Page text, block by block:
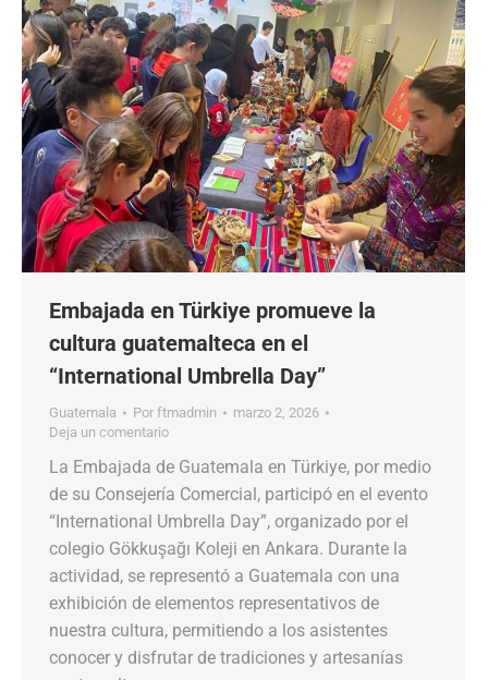
Embajada en Türkiye promueve la
cultura guatemalteca en el
“International Umbrella Day”
Guatemala Por ftmadmin
marzo 2, 2026
Deja un comentario
La Embajada de Guatemala en Türkiye, por medio
de su Consejería Comercial, participó en el evento
“International Umbrella Day”, organizado por el
colegio Gökkuşağı Koleji en Ankara. Durante la
actividad, se representó a Guatemala con una
exhibición de elementos representativos de
nuestra cultura, permitiendo a los asistentes
conocer y disfrutar de tradiciones y artesanías